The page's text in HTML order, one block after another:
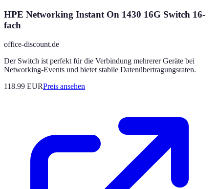
HPE Networking Instant On 1430 16G Switch 16-
fach
office-discount.de
Der Switch ist perfekt für die Verbindung mehrerer Geräte bei
Networking-Events und bietet stabile Datenübertragungsraten.
118.99 EURPreis ansehen